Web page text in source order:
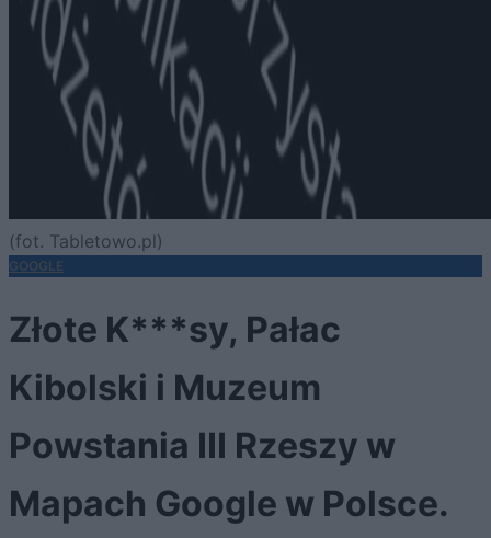
(fot. Tabletowo.pl)
GOOGLE
Złote K***sy, Pałac
Kibolski i Muzeum
Powstania III Rzeszy w
Mapach Google w Polsce.